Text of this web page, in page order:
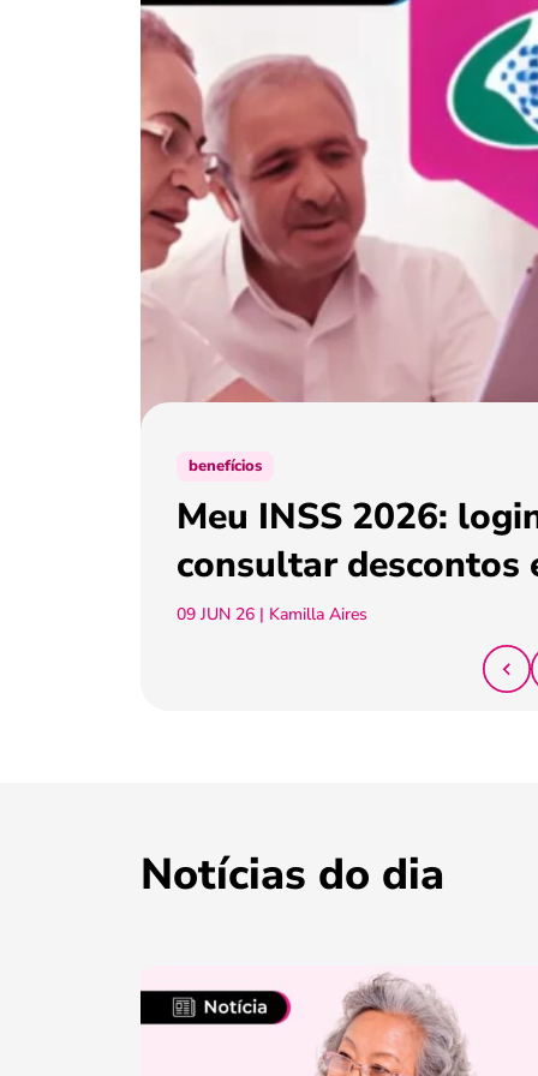
benefícios
Meu INSS 2026:
consultar descontos
09 JUN 26 | Kamilla Aires
Notícias do dia